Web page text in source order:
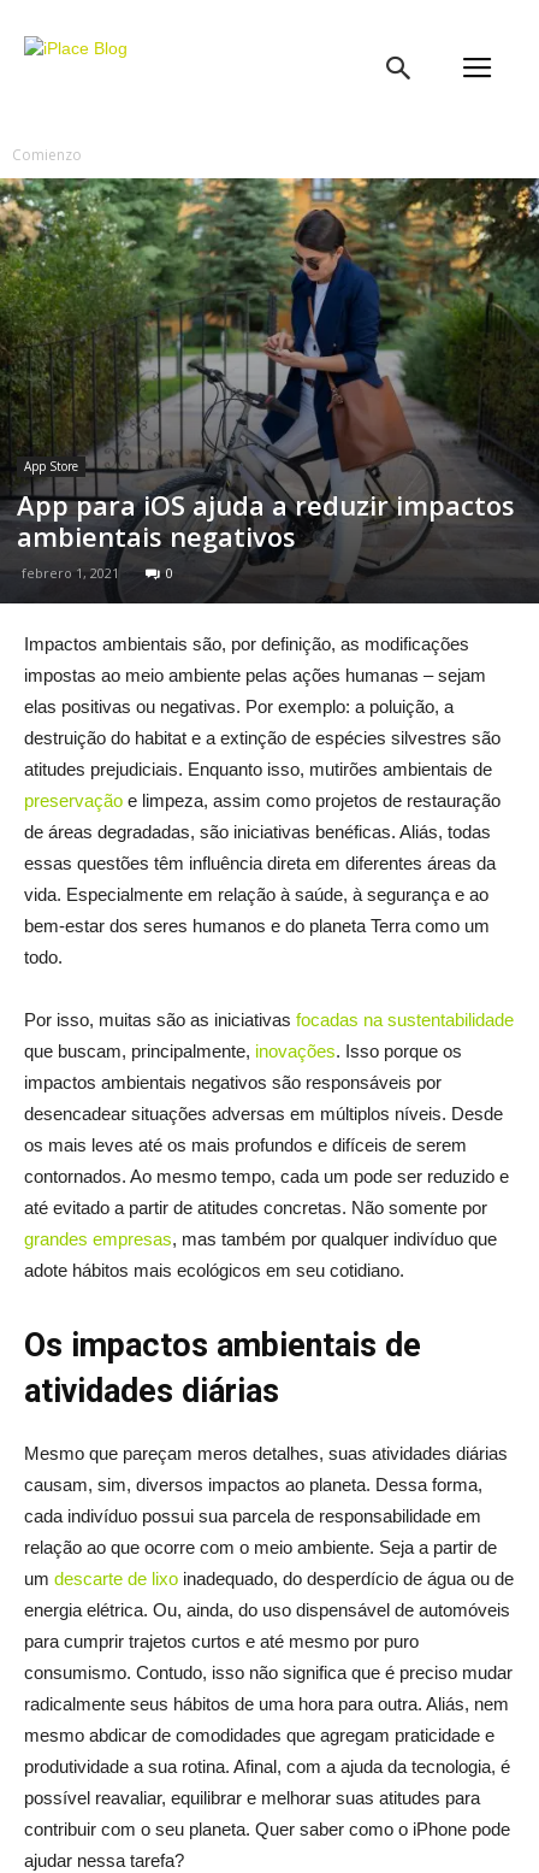
Comienzo
App Store
App para iOS ajuda a reduzir impactos
ambientais negativos
febrero 1, 2021 0
Impactos ambientais são, por definição, as modificações
impostas ao meio ambiente pelas ações humanas – sejam
elas positivas ou negativas. Por exemplo: a poluição, a
destruição do habitat e a extinção de espécies silvestres são
atitudes prejudiciais. Enquanto isso, mutirões ambientais de
preservação e limpeza, assim como projetos de restauração
de áreas degradadas, são iniciativas benéficas. Aliás, todas
essas questões têm influência direta em diferentes áreas da
vida. Especialmente em relação à saúde, à segurança e ao
bem-estar dos seres humanos e do planeta Terra como um
todo.
Por isso, muitas são as iniciativas focadas na sustentabilidade
que buscam, principalmente, inovações. Isso porque os
impactos ambientais negativos são responsáveis por
desencadear situações adversas em múltiplos níveis. Desde
os mais leves até os mais profundos e difíceis de serem
contornados. Ao mesmo tempo, cada um pode ser reduzido e
até evitado a partir de atitudes concretas. Não somente por
grandes empresas, mas também por qualquer indivíduo que
adote hábitos mais ecológicos em seu cotidiano.
Os impactos ambientais de
atividades diárias
Mesmo que pareçam meros detalhes, suas atividades diárias
causam, sim, diversos impactos ao planeta. Dessa forma,
cada indivíduo possui sua parcela de responsabilidade em
relação ao que ocorre com o meio ambiente. Seja a partir de
um descarte de lixo inadequado, do desperdício de água ou de
energia elétrica. Ou, ainda, do uso dispensável de automóveis
para cumprir trajetos curtos e até mesmo por puro
consumismo. Contudo, isso não significa que é preciso mudar
radicalmente seus hábitos de uma hora para outra. Aliás, nem
mesmo abdicar de comodidades que agregam praticidade e
produtividade a sua rotina. Afinal, com a ajuda da tecnologia, é
possível reavaliar, equilibrar e melhorar suas atitudes para
contribuir com o seu planeta. Quer saber como o iPhone pode
ajudar nessa tarefa?